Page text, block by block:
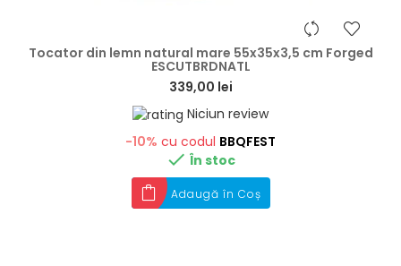
Tocator din lemn natural mare 55x35x3,5 cm Forged
ESCUTBRDNATL
339,00 lei
Niciun review
-10% cu codul BBQFEST
 În stoc
Adaugă în Coș